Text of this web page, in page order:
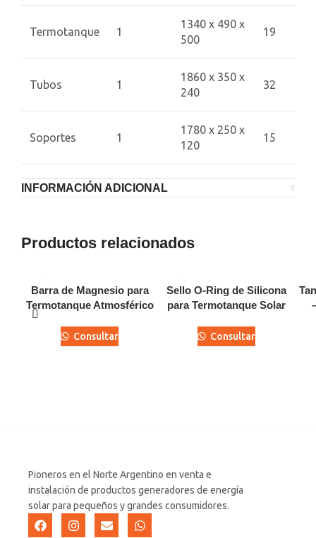
Termotanque 1
1340 x 490 x
500
19
Tubos 1
1860 x 350 x
240
32
Soportes 1
1780 x 250 x
120
15
INFORMACIÓN ADICIONAL
Productos relacionados
Barra de Magnesio para
Termotanque Atmosférico
Consultar
Sello O-Ring de Silicona
para Termotanque Solar
Consultar
Pioneros en el Norte Argentino en venta e
instalación de productos generadores de energía
solar para pequeños y grandes consumidores.